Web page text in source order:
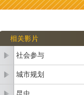
社会参与
城市规划